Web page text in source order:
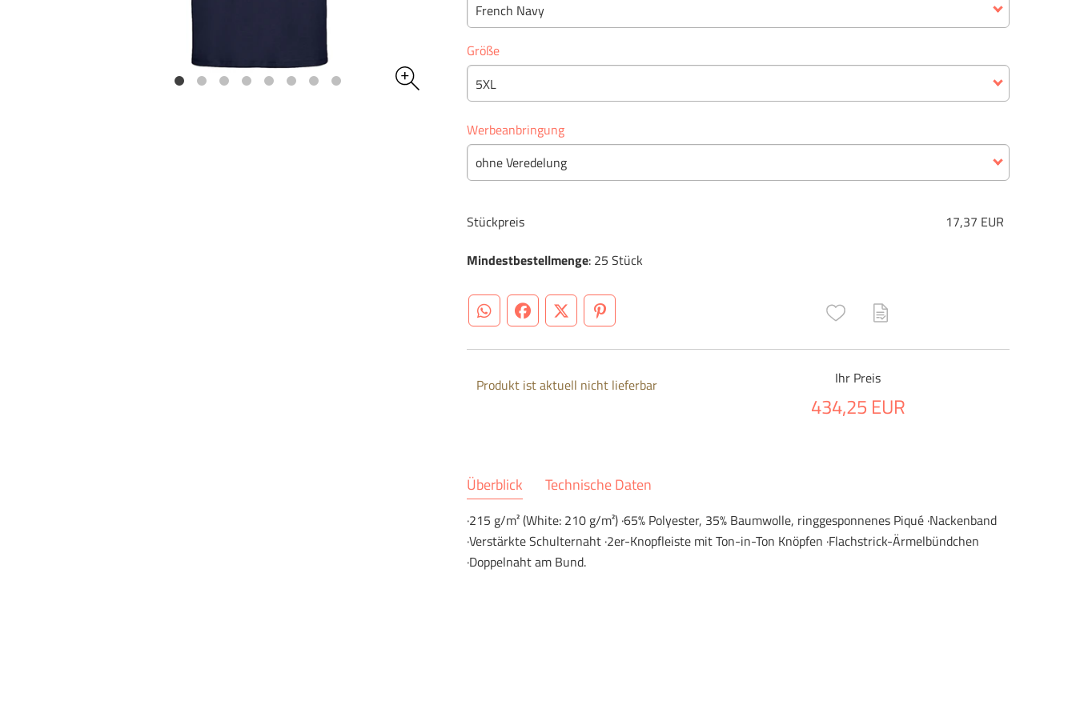
French Navy
Größe
5XL
Werbeanbringung
ohne Veredelung
Stückpreis
17,37 EUR
Mindestbestellmenge: 25 Stück
WhatsApp (#[creator\plugin\share\core\structs\SocialSharingServiceSettings]:only_chrome#)
FacebookTwitter (#[creator\plugin\share\core\structs\SocialSharingServiceSettings]:formaly_twitter#)
Pinterest
Produkt ist aktuell nicht lieferbar Ihr Preis
434,25 EUR
Überblick Technische Daten
·215 g/m² (White: 210 g/m²) ·65% Polyester, 35% Baumwolle, ringgesponnenes Piqué ·Nackenband
·Verstärkte Schulternaht ·2er-Knopfleiste mit Ton-in-Ton Knöpfen ·Flachstrick-Ärmelbündchen
·Doppelnaht am Bund.